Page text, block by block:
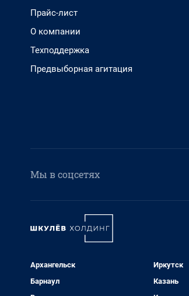
Прайс-лист
О компании
Техподдержка
Предвыборная агитация
Мы в соцсетях
Архангельск
Барнаул
Иркутск
Казань